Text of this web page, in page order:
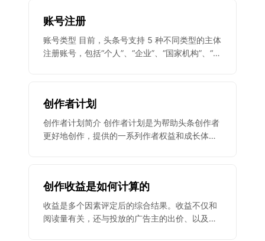
账号注册
账号类型 目前，头条号支持 5 种不同类型的主体
注册账号，包括“个人”、“企业”、“国家机构”、“新
注册2个机构主体的头条号，已注册过个人账号
的身份证支持注册机构账号。 注：如机构账号注
册审核环节提供《互联网新闻信息服务许可证》
创作者计划
创作者计划简介 创作者计划是为帮助头条创作者
更好地创作，提供的一系列作者权益和成长体
能，涉及创作、变现等多个方面。创作者计划集
中展示了权益的申请入口、申请条件、使用方法
和使用规范，帮助创作者更高效地获得和使用权
创作收益是如何计算的
收益是多个因素评定后的综合结果。收益不仅和
阅读量有关，还与投放的广告主的出价、以及发